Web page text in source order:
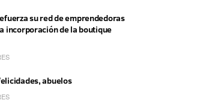
su red de emprendedoras
incorporación de la boutique
abuelos